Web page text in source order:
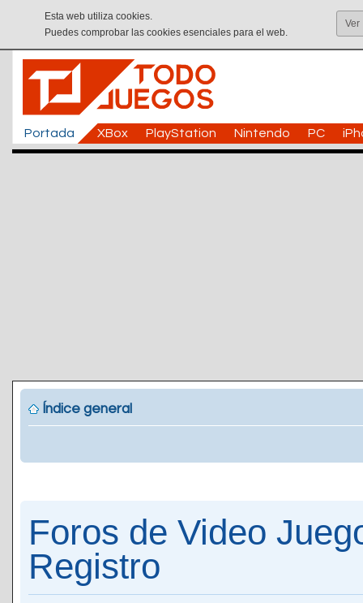
Esta web utiliza cookies.
Puedes comprobar las cookies esenciales para el web.
Ver
Portada XBox PlayStation Nintendo PC
Índice general
Foros de Video
Registro